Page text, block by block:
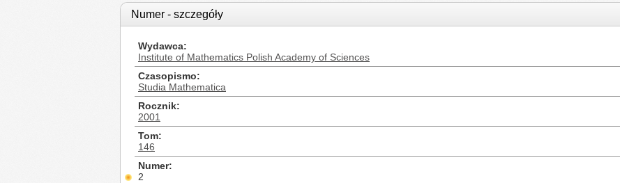
Numer - szczegóły
Wydawca
Institute of Mathematics Polish Academy of Sciences
Czasopismo
Studia Mathematica
Rocznik
2001
Tom
146
Numer
2